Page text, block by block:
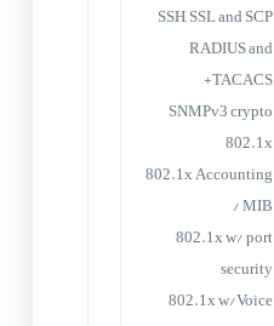
SSH, SSL and SCP
RADIUS and
TACACS+
SNMPv3 crypto
802.1x
802.1x Accounting
/ MIB
802.1x w/ port
security
802.1x w/Voice